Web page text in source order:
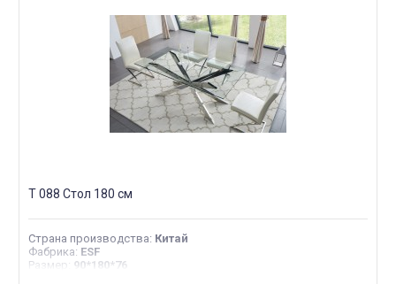
T 088 Стол 180 см
Страна производства: Китай
Фабрика: ESF
Размер : 90*180*76